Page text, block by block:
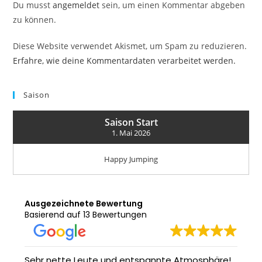
Du musstangemeldet sein, um einen Kommentar abgeben
zu können.
Diese Website verwendet Akismet, um Spam zu reduzieren.
Erfahre, wie deine Kommentardaten verarbeitet werden.
Saison
Saison Start
1. Mai 2026
Happy Jumping
Ausgezeichnete Bewertung
Basierend auf 13 Bewertungen